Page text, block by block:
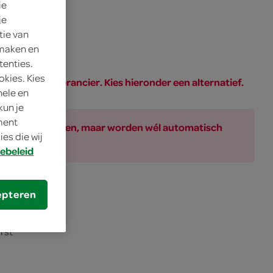
of de leverancier. Kies hieronder een alternatief.
de producten, maar worden wél automatisch
van
en
Kies
en
je
die wij